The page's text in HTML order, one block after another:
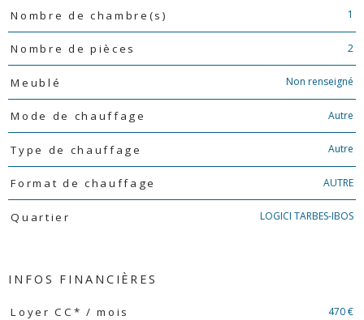
Nombre de chambre(s) 1
Nombre de pièces 2
Meublé Non renseigné
Mode de chauffage Autre
Type de chauffage Autre
Format de chauffage AUTRE
Quartier LOGICI TARBES-IBOS
INFOS FINANCIÈRES
Caractéristiques Valeurs
Loyer CC* / mois 470 €